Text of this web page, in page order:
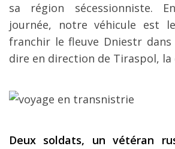
sa région sécessionniste.
journée, notre véhicule est
franchir le fleuve Dniestr dans
dire en direction de Tiraspol, la
Deux soldats, un vétéran